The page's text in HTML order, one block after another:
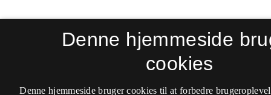
Denne hjemmeside
cookies
Denne hjemmeside bruger cookies til at forbedre